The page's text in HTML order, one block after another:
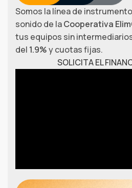
Somos la línea de
sonido de laCooperativa
tus equipos sin
del 1.9%y cuotas fijas.
SOLICITA EL